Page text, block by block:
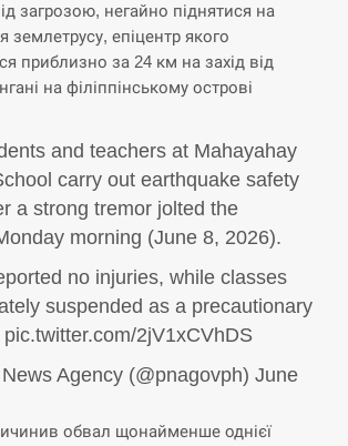
на “кратный рост” атак
літака в аеропорту Лейпцига
ймовірно, з…
быть уничтожены”: в МИДе
как отреагируют на…
найбільші військові
на тлі загрози вторгнення з…
загрозою, негайно піднятися на
землетрусу, епіцентр якого
приблизно за 24 км на захід від
на філіппінському острові
and teachers at Mahayahay
carry out earthquake safety
a strong tremor jolted the
morning (June 8, 2026).
no injuries, while classes
suspended as a precautionary
2jV1xCVhDS
Agency (@pnagovph) June
обвал щонайменше однієї